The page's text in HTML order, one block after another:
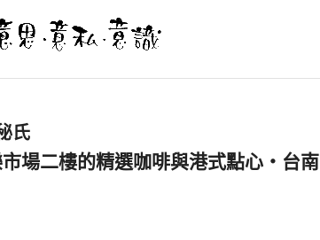
氏
場二樓的精選咖啡與港式點心‧台南